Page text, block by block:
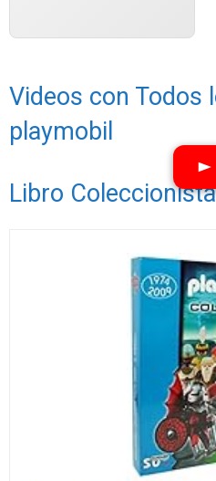
Videos con Todos
playmobil
Libro